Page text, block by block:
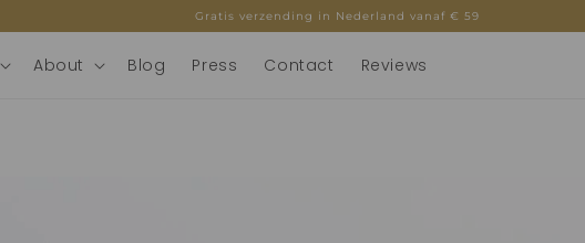
Gratis verzending in Nederland vanaf € 59
About Blog Press Contact Reviews